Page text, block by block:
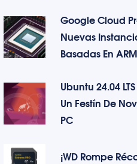
Google Cloud
Nuevas
Basadas En ARM
Ubuntu 24.04
Un Festín De
PC
¡WD Rompe